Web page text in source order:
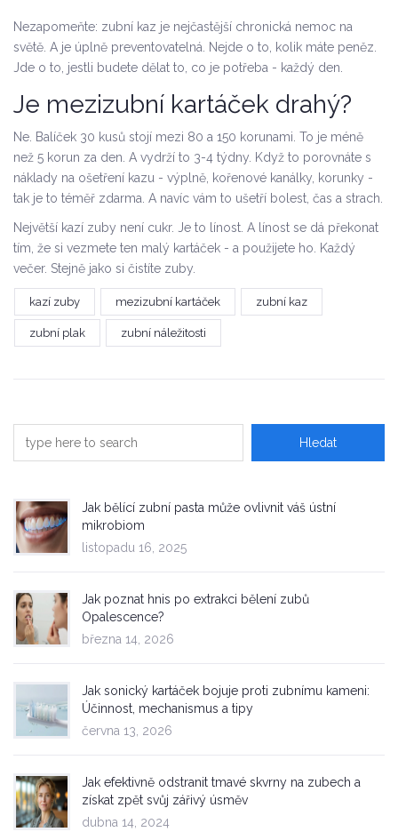
Nezapomeňte: zubní kaz je nejčastější chronická nemoc na
světě. A je úplně preventovatelná. Nejde o to, kolik máte peněz.
Jde o to, jestli budete dělat to, co je potřeba - každý den.
Je mezizubní kartáček drahý?
Ne. Balíček 30 kusů stojí mezi 80 a 150 korunami. To je méně
než 5 korun za den. A vydrží to 3-4 týdny. Když to porovnáte s
náklady na ošetření kazu - výplně, kořenové kanálky, korunky -
tak je to téměř zdarma. A navíc vám to ušetří bolest, čas a strach.
Největší kazí zuby není cukr. Je to línost. A línost se dá překonat
tím, že si vezmete ten malý kartáček - a použijete ho. Každý
večer. Stejně jako si čistíte zuby.
kazí zuby mezizubní kartáček zubní kaz
zubní plak zubní náležitosti
Jak bělící zubní pasta může ovlivnit váš ústní
mikrobiom
listopadu 16, 2025
Jak poznat hnis po extrakci bělení zubů
Opalescence?
března 14, 2026
Jak sonický kartáček bojuje proti zubnímu kameni:
Účinnost, mechanismus a tipy
června 13, 2026
Jak efektivně odstranit tmavé skvrny na zubech a
získat zpět svůj zářivý úsměv
dubna 14, 2024